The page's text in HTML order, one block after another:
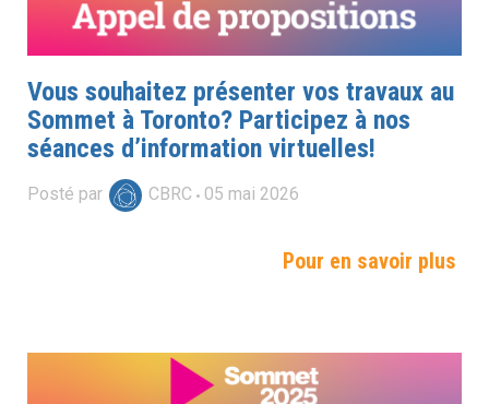
Vous souhaitez présenter vos travaux au
Sommet à Toronto? Participez à nos
séances d’information virtuelles!
Posté par CBRC 05 mai 2026
Pour en savoir plus